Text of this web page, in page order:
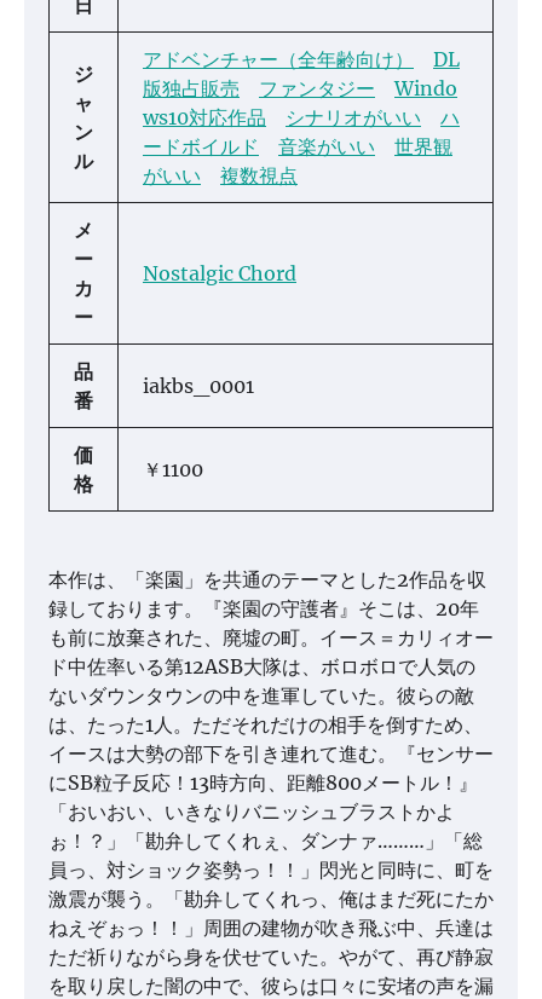
ジ
ャ
ン
ル
アドベンチャー（全年齢向け）
DL
版独占販売
ファンタジー
Windo
ws10対応作品
シナリオがいい
ハ
ードボイルド
音楽がいい
世界観
がいい
複数視点
メ
ー
カ
ー
Nostalgic Chord
品
番
iakbs_0001
価
格
￥1100
本作は、「楽園」を共通のテーマとした2作品を収
録しております。『楽園の守護者』そこは、20年
も前に放棄された、廃墟の町。イース＝カリィオー
ド中佐率いる第12ASB大隊は、ボロボロで人気の
ないダウンタウンの中を進軍していた。彼らの敵
は、たった1人。ただそれだけの相手を倒すため、
イースは大勢の部下を引き連れて進む。『センサー
にSB粒子反応！13時方向、距離800メートル！』
「おいおい、いきなりバニッシュブラストかよ
ぉ！？」「勘弁してくれぇ、ダンナァ………」「総
員っ、対ショック姿勢っ！！」閃光と同時に、町を
激震が襲う。「勘弁してくれっ、俺はまだ死にたか
ねえぞぉっ！！」周囲の建物が吹き飛ぶ中、兵達は
ただ祈りながら身を伏せていた。やがて、再び静寂
を取り戻した闇の中で、彼らは口々に安堵の声を漏